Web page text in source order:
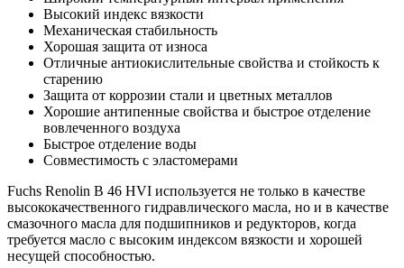
Высокий индекс вязкости
Механическая стабильность
Хорошая защита от износа
Отличные антиокислительные свойства и стойкость к
старению
Защита от коррозии стали и цветных металлов
Хорошие антипенные свойства и быстрое отделение
вовлеченного воздуха
Быстрое отделение воды
Совместимость с эластомерами
Fuchs Renolin B 46 HVI используется не только в качестве
высококачественного гидравлического масла, но и в качестве
смазочного масла для подшипников и редукторов, когда
требуется масло с высоким индексом вязкости и хорошей
несущей способностью.